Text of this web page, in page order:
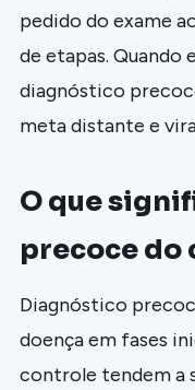
pedido do exame
de etapas. Quando
diagnóstico
meta distante e
O que
precoce do
Diagnóstico
doença em fases
controle tendem a